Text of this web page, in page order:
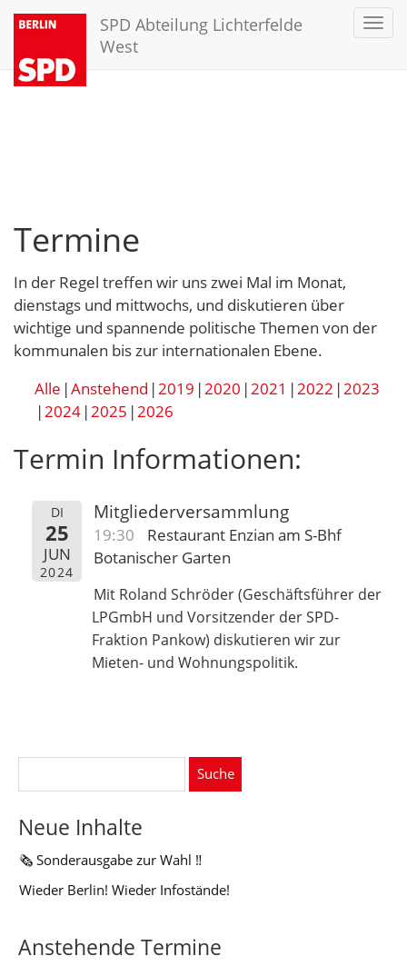
SPD Abteilung Lichterfelde
West
Termine
In der Regel treffen wir uns zwei Mal im Monat,
dienstags und mittwochs, und diskutieren über
wichtige und spannende politische Themen von der
kommunalen bis zur internationalen Ebene.
Alle Anstehend 2019 2020 2021 2022 2023
2024 2025 2026
Termin Informationen:
DI
25
JUN
2024
Mitgliederversammlung
19:30
Restaurant Enzian am S-Bhf
Botanischer Garten
Mit Roland Schröder (Geschäftsführer der
LPGmbH und Vorsitzender der SPD-
Fraktion Pankow) diskutieren wir zur
Mieten- und Wohnungspolitik.
Neue Inhalte
🗞️ Sonderausgabe zur Wahl ‼️
Wieder Berlin! Wieder Infostände!
Anstehende Termine